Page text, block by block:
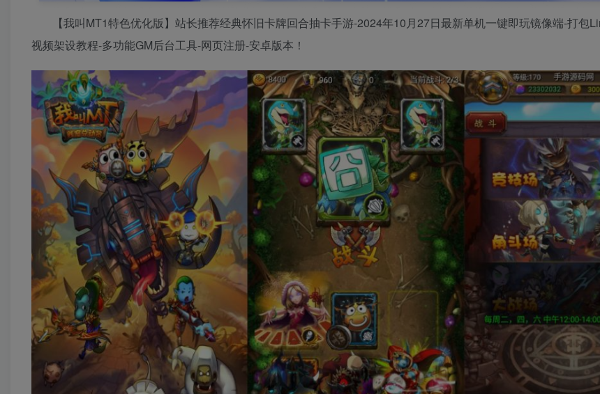
【我叫MT1特色优化版】站长推荐经典怀旧卡牌回合抽卡手游-2024年10月27日最新单机一键即玩镜像端-打包
视频架设教程-多功能GM后台工具-网页注册-安卓版本！